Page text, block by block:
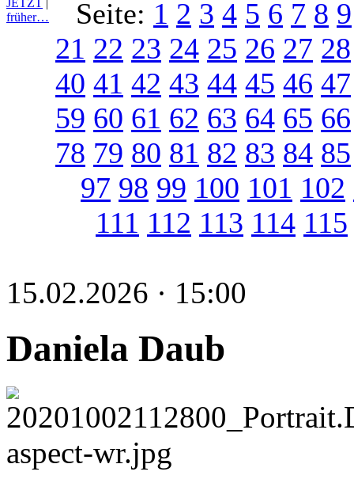
früher…
Seite: 1 2 3 4 5 6 7 8 9
21 22 23 24 25 26 27 28
40 41 42 43 44 45 46 47
59 60 61 62 63 64 65 66
78 79 80 81 82 83 84 85
97 98 99 100 101 102
111 112 113 114 115
15.02.2026 · 15:00
Daniela Daub